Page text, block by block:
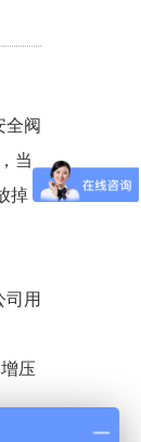
全阀
当
掉
用
压